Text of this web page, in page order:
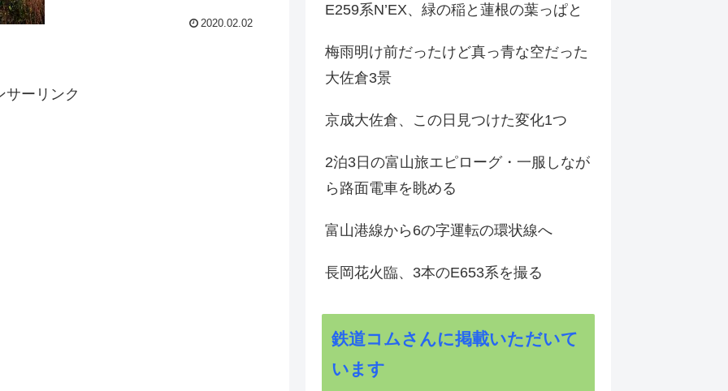
2020.02.02
サーリンク
E259系N’EX、緑の稲と蓮根の葉っぱと
梅雨明け前だったけど真っ青な空だった
大佐倉3景
京成大佐倉、この日見つけた変化1つ
2泊3日の富山旅エピローグ・一服しなが
ら路面電車を眺める
富山港線から6の字運転の環状線へ
長岡花火臨、3本のE653系を撮る
鉄道コムさんに掲載いただいて
います